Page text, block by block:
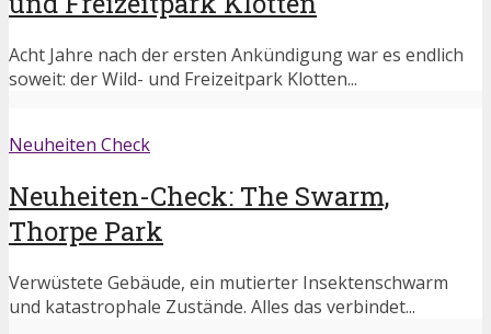
Acht Jahre nach der ersten Ankündigung war es endlich
soweit: der Wild- und Freizeitpark Klotten...
Neuheiten Check
Neuheiten-Check: The Swarm,
Thorpe Park
Verwüstete Gebäude, ein mutierter Insektenschwarm
und katastrophale Zustände. Alles das verbindet...